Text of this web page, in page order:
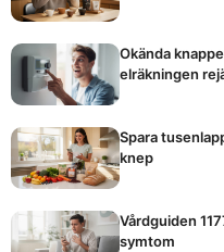
Okända
elräkningen
Spara
knep
Vårdguiden
symtom